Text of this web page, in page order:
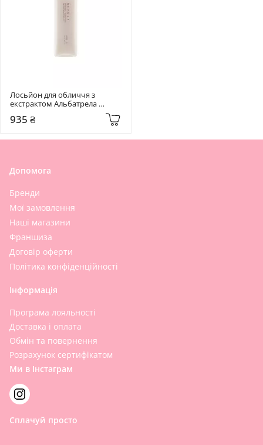
Лосьйон для обличчя з
екстрактом Альбатрела
Needly 145 мл pH Balancing
Essence Lotion
935 ₴
Допомога
Бренди
Мої замовлення
Наші магазини
Франшиза
Договір оферти
Політика конфіденційності
Інформація
Програма лояльності
Доставка і оплата
Обмін та повернення
Розрахунок сертифікатом
Ми в Інстаграм
Сплачуй просто